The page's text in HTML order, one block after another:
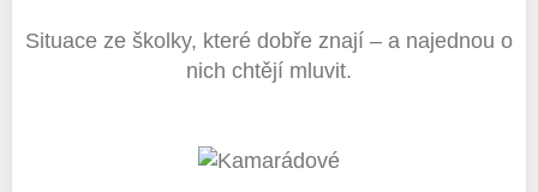
Situace ze školky, které dobře znají – a najednou o
nich chtějí mluvit.